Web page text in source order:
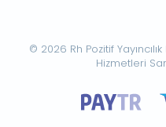
© 2026 Rh Pozitif
Hizmetleri